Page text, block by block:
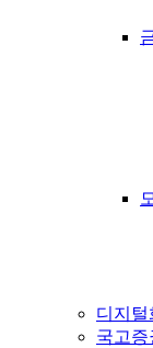
디지털
국고증